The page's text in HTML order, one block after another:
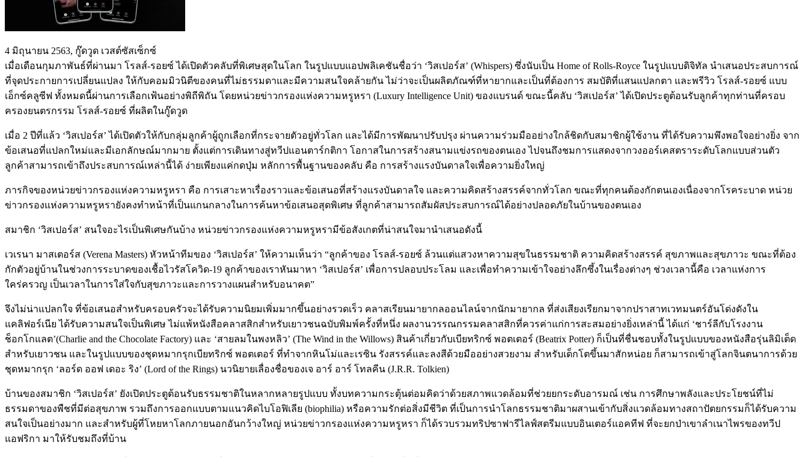
4 มิถุนายน 2563, กู๊ดวูด เวสต์ซัสเซ็กซ์
เมื่อเดือนกุมภาพันธ์ที่ผ่านมา โรลส์-รอยซ์ ได้เปิดตัวคลับที่พิเศษสุดในโลก ในรูปแบบแอปพลิเคชันชื่อว่า ‘วิสเปอร์ส’ (Whispers) ซึ่งนับเป็น Home of Rolls-Royce ในรูปแบบดิจิทัล นำเสนอประสบการณ์
ที่จุดประกายการเปลี่ยนแปลง ให้กับคอมมิวนิตีของคนที่ไม่ธรรมดาและมีความสนใจคล้ายกัน ไม่ว่าจะเป็นผลิตภัณฑ์ที่หายากและเป็นที่ต้องการ สมบัติที่แสนแปลกตา และพรีวิว โรลส์-รอยซ์ แบบ
เอ็กซ์คลูซีฟ ทั้งหมดนี้ผ่านการเลือกเฟ้นอย่างพิถีพิถัน โดยหน่วยข่าวกรองแห่งความหรูหรา (Luxury Intelligence Unit) ของแบรนด์ ขณะนี้คลับ ‘วิสเปอร์ส’ ได้เปิดประตูต้อนรับลูกค้าทุกท่านที่ครอบ
ครองยนตรกรรม โรลส์-รอยซ์ ที่ผลิตในกู๊ดวูด
เมื่อ 2 ปีที่แล้ว ‘วิสเปอร์ส’ ได้เปิดตัวให้กับกลุ่มลูกค้าผู้ถูกเลือกที่กระจายตัวอยู่ทั่วโลก และได้มีการพัฒนาปรับปรุง ผ่านความร่วมมืออย่างใกล้ชิดกับสมาชิกผู้ใช้งาน ที่ได้รับความพึงพอใจอย่างยิ่ง จาก
ข้อเสนอที่แปลกใหม่และมีเอกลักษณ์มากมาย ตั้งแต่การเดินทางสู่ทวีปแอนตาร์กติกา โอกาสในการสร้างสนามแข่งรถของตนเอง ไปจนถึงชมการแสดงจากวงออร์เคสตราระดับโลกแบบส่วนตัว
ลูกค้าสามารถเข้าถึงประสบการณ์เหล่านี้ได้ ง่ายเพียงแค่กดปุ่ม หลักการพื้นฐานของคลับ คือ การสร้างแรงบันดาลใจเพื่อความยิ่งใหญ่
ภารกิจของหน่วยข่าวกรองแห่งความหรูหรา คือ การเสาะหาเรื่องราวและข้อเสนอที่สร้างแรงบันดาลใจ และความคิดสร้างสรรค์จากทั่วโลก ขณะที่ทุกคนต้องกักตนเองเนื่องจากโรคระบาด หน่วย
ข่าวกรองแห่งความหรูหรายังคงทำหน้าที่เป็นแกนกลางในการค้นหาข้อเสนอสุดพิเศษ ที่ลูกค้าสามารถสัมผัสประสบการณ์ได้อย่างปลอดภัยในบ้านของตนเอง
สมาชิก ‘วิสเปอร์ส’ สนใจอะไรเป็นพิเศษกันบ้าง หน่วยข่าวกรองแห่งความหรูหรามีข้อสังเกตที่น่าสนใจมานำเสนอดังนี้
เวเรนา มาสเตอร์ส (Verena Masters) หัวหน้าทีมของ ‘วิสเปอร์ส’ ให้ความเห็นว่า “ลูกค้าของ โรลส์-รอยซ์ ล้วนแต่แสวงหาความสุขในธรรมชาติ ความคิดสร้างสรรค์ สุขภาพและสุขภาวะ ขณะที่ต้อง
กักตัวอยู่บ้านในช่วงการระบาดของเชื้อไวรัสโควิด-19 ลูกค้าของเราหันมาหา ‘วิสเปอร์ส’ เพื่อการปลอบประโลม และเพื่อทำความเข้าใจอย่างลึกซึ้งในเรื่องต่างๆ ช่วงเวลานี้คือ เวลาแห่งการ
ใคร่ครวญ เป็นเวลาในการใส่ใจกับสุขภาวะและการวางแผนสำหรับอนาคต”
จึงไม่น่าแปลกใจ ที่ข้อเสนอสำหรับครอบครัวจะได้รับความนิยมเพิ่มมากขึ้นอย่างรวดเร็ว คลาสเรียนมายากลออนไลน์จากนักมายากล ที่ส่งเสียงเรียกมาจากปราสาทเวทมนตร์อันโด่งดังใน
แคลิฟอร์เนีย ได้รับความสนใจเป็นพิเศษ ไม่แพ้หนังสือคลาสสิกสำหรับเยาวชนฉบับพิมพ์ครั้งที่หนึ่ง ผลงานวรรณกรรมคลาสสิกที่ควรค่าแก่การสะสมอย่างยิ่งเหล่านี้ ได้แก่ ‘ชาร์ลีกับโรงงาน
ช็อกโกแลต’(Charlie and the Chocolate Factory) และ ‘สายลมในพงหลิว’ (The Wind in the Willows) สินค้าเกี่ยวกับเบียทริกซ์ พอตเตอร์ (Beatrix Potter) ก็เป็นที่ชื่นชอบทั้งในรูปแบบของหนังสือรุ่นลิมิเต็ด
สำหรับเยาวชน และในรูปแบบของชุดหมากรุกเบียทริกซ์ พอตเตอร์ ที่ทำจากหินโม่และเรซิน รังสรรค์และลงสีด้วยมืออย่างสวยงาม สำหรับเด็กโตขึ้นมาสักหน่อย ก็สามารถเข้าสู่โลกจินตนาการด้วย
ชุดหมากรุก ‘ลอร์ด ออฟ เดอะ ริง’ (Lord of the Rings) นวนิยายเลื่องชื่อของเจ อาร์ อาร์ โทลคีน (J.R.R. Tolkien)
บ้านของสมาชิก ‘วิสเปอร์ส’ ยังเปิดประตูต้อนรับธรรมชาติในหลากหลายรูปแบบ ทั้งบทความกระตุ้นต่อมคิดว่าด้วยสภาพแวดล้อมที่ช่วยยกระดับอารมณ์ เช่น การศึกษาพลังและประโยชน์ที่ไม่
ธรรมดาของพืชที่มีต่อสุขภาพ รวมถึงการออกแบบตามแนวคิดไบโอฟิเลีย (biophilia) หรือความรักต่อสิ่งมีชีวิต ที่เป็นการนำโลกธรรมชาติมาผสานเข้ากับสิ่งแวดล้อมทางสถาปัตยกรรมก็ได้รับความ
สนใจเป็นอย่างมาก และสำหรับผู้ที่โหยหาโลกภายนอกอันกว้างใหญ่ หน่วยข่าวกรองแห่งความหรูหรา ก็ได้รวบรวมทริปซาฟารีไลฟ์สตรีมแบบอินเตอร์แอคทีฟ ที่จะยกป่าเขาลำเนาไพรของทวีป
แอฟริกา มาให้รับชมถึงที่บ้าน